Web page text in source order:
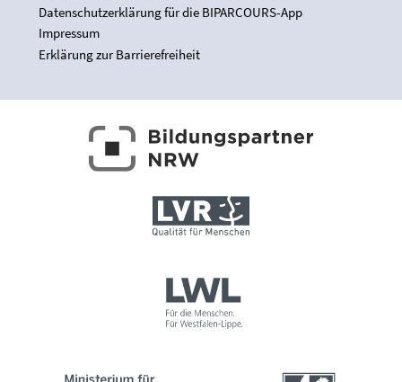
Datenschutzerklärung für die BIPARCOURS-App
Impressum
Erklärung zur Barrierefreiheit